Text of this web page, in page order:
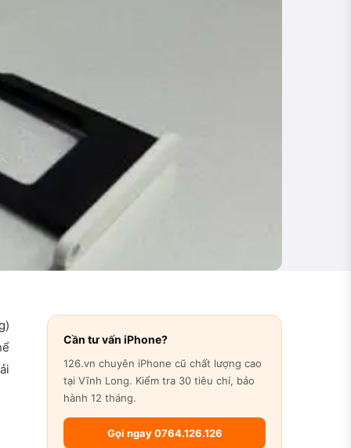
Cần tư vấn iPhone?
126.vn chuyên iPhone cũ chất lượng cao
tại Vĩnh Long. Kiểm tra 30 tiêu chí, bảo
hành 12 tháng.
Gọi ngay 0764.126.126